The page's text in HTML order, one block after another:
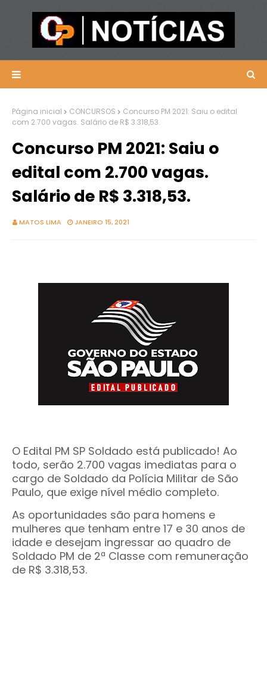
Página inicial CONCURSOS
Concurso PM 2021: Saiu o edital
com 2.700 vagas. Salário de R$ 3.318,53.
Concurso PM 2021: Saiu o
edital com 2.700 vagas.
Salário de R$ 3.318,53.
MATOS LIMA JANEIRO 15, 2021
O Edital PM SP Soldado está publicado! Ao
todo, serão 2.700 vagas imediatas para o
cargo de Soldado da Polícia Militar de São
Paulo, que exige nível médio completo.
As oportunidades são para homens e
mulheres que tenham entre 17 e 30 anos de
idade e desejam ingressar ao quadro de
Soldado PM de 2ª Classe com remuneração
de R$ 3.318,53.